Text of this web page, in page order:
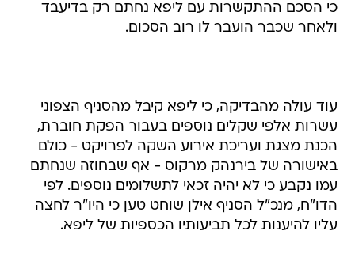
כי הסכם ההתקשרות עם ליפא נחתם רק בדיעבד
ולאחר שכבר הועבר לו רוב הסכום.
עוד עולה מהבדיקה, כי ליפא קיבל מהסניף הצפוני
עשרות אלפי שקלים נוספים בעבור הפקת חוברת,
הכנת מצגת ועריכת אירוע השקה לפרויקט - כולם
באישורה של בירנהק מרקוס - אף שבחוזה שנחתם
עמו נקבע כי לא יהיה זכאי לתשלומים נוספים. לפי
הדו"ח, מנכ"ל הסניף אילן שוחט טען כי היו"ר לחצה
עליו להיענות לכל תביעותיו הכספיות של ליפא.